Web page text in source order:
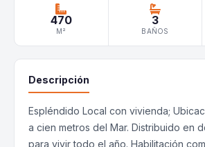
470
M²
3
BAÑOS
Descripción
Espléndido Local con vivienda;
a cien metros del Mar. Distribuido en
para vivir todo el año. Habilitación